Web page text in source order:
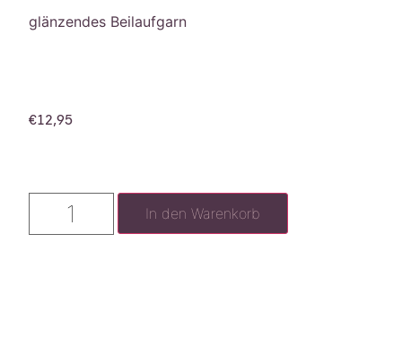
glänzendes Beilaufgarn
€12,95
In den Warenkorb